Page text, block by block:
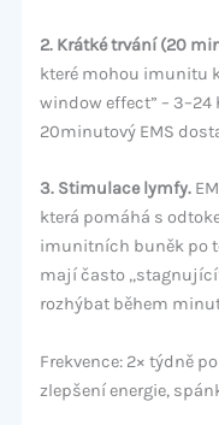
2. Krátké trvání (20
které mohou imunitu
window effect” –
20minutový EMS
3. Stimulace lymfy.
která pomáhá s
imunitních buněk po
mají často
rozhýbat během
Frekvence: 2× týdně
zlepšení energie,